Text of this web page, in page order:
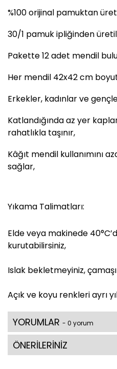
%100 orijinal pamuktan
30/1 pamuk ipliğinden
Pakette 12 adet mendil
Her mendil 42x42 cm
Erkekler, kadınlar ve
Katlandığında az yer
rahatlıkla taşınır,
Kâğıt mendil kullanımını
sağlar,
Yıkama Talimatları:
Elde veya makinede
kurutabilirsiniz,
Islak bekletmeyiniz,
Açık ve koyu renkleri ayrı
YORUMLAR - 0 yorum
ÖNERİLERİNİZ